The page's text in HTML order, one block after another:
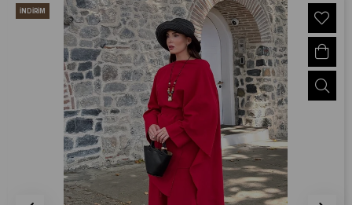
İNDIRIM